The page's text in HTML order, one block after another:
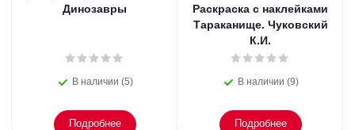
Динозавры
В наличии (5)
Подробнее
Раскраска с наклейками
Тараканище. Чуковский
К.И.
В наличии (9)
Подробнее